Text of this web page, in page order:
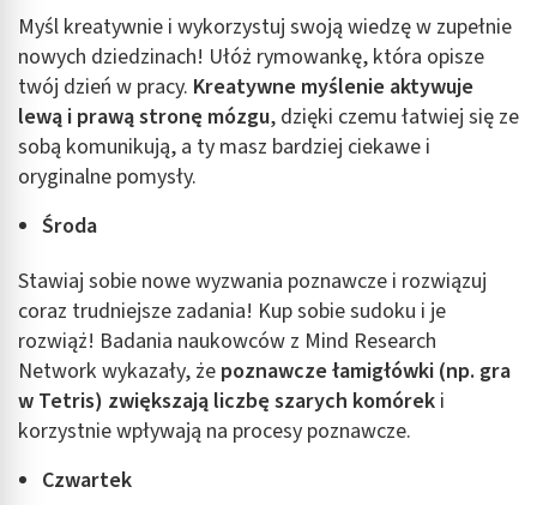
Myśl kreatywnie i wykorzystuj swoją wiedzę w zupełnie
nowych dziedzinach! Ułóż rymowankę, która opisze
twój dzień w pracy. Kreatywne myślenie aktywuje
lewą i prawą stronę mózgu, dzięki czemu łatwiej się ze
sobą komunikują, a ty masz bardziej ciekawe i
oryginalne pomysły.
Środa
Stawiaj sobie nowe wyzwania poznawcze i rozwiązuj
coraz trudniejsze zadania! Kup sobie sudoku i je
rozwiąż! Badania naukowców z Mind Research
Network wykazały, że poznawcze łamigłówki (np. gra
w Tetris) zwiększają liczbę szarych komórek i
korzystnie wpływają na procesy poznawcze.
Czwartek